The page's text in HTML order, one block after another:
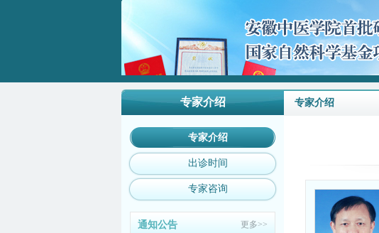
专家介绍
专家介绍
出诊时间
专家咨询
更多>>
通知公告
医药代表院内准入及接待管理制
度...
安徽中医药大学神经病学研究所
附...
SPF动物房高压灭菌设备采购公
安徽中医药大学神经病学研究所
安徽中医药大学神经病学研究所
附...
专家介绍